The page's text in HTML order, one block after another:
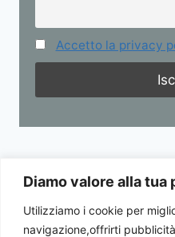
Diamo valore alla tua
Utilizziamo i cookie per
navigazione,offrirti
Accetto la privacy